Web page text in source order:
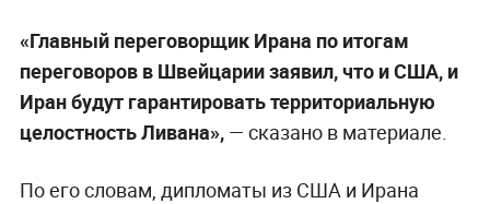
«Главный переговорщик Ирана по итогам
переговоров в Швейцарии заявил, что и США, и
Иран будут гарантировать территориальную
целостность Ливана», — сказано в материале.
По его словам, дипломаты из США и Ирана